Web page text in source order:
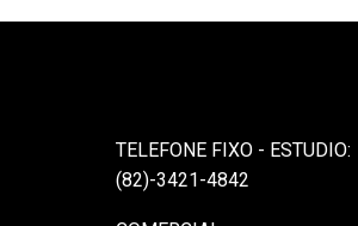
TELEFONE FIXO - ESTUDIO:
(82)-3421-4842